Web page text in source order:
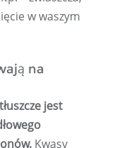
w waszym
na
jest
Kwasy